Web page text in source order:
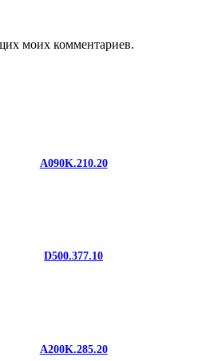
моих комментариев.
A090K.210.20
D500.377.10
A200K.285.20